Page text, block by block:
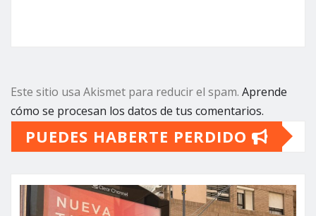
Este sitio usa Akismet para reducir el spam. Aprende
cómo se procesan los datos de tus comentarios.
PUEDES HABERTE PERDIDO